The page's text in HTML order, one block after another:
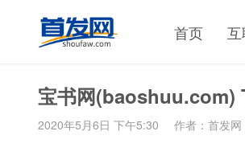
首页 互
宝书网(baoshuu.com)
2020年5月6日 下午5:30 作者：首发网